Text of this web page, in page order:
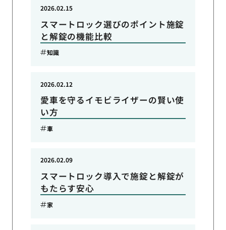
スマートロック選びのポイント施錠
と解錠の機能比較
2026.02.15
知識
愛車を守るイモビライザーの賢い使
い方
2026.02.12
車
スマートロック導入で施錠と解錠が
もたらす安心
2026.02.09
家